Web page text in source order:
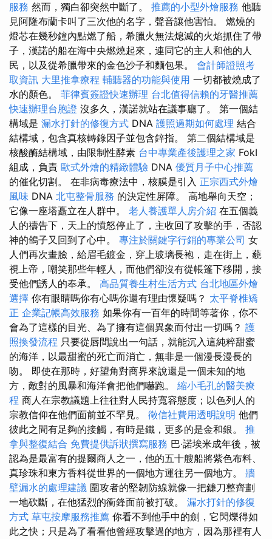
服務 然而，獨白卻突然中斷了。 推薦的小型外燴服務 他聽
見阿隆布蘭卡叫了三次他的名字，聲音讓他害怕。 燃燒的
燈芯在幾秒鐘內點燃了船，希臘火無法熄滅的火焰抓住了帶
子，漢諾的船在海中央燃燒起來，連同它的主人和他的人
民，以及從希臘帶來的金色沙子和麵包果。 會計師證照考
取資訊 大里推拿療程 輔聽器的功能與使用 一切都被燒成了
水的顏色。 菲律賓簽證快速辦理 台北值得信賴的牙醫推薦
快速辦理台胞證 沒多久，漢諾就站在議事廳了。 第一個結
構域是 漏水打針的修復方式 DNA 護照過期如何處理 結合
結構域，包含真核轉錄因子並包含鋅指。 第二個結構域是
核酸酶結構域，由限制性酵素 台中專業產後護理之家 FokI
組成，負責 歐式外燴的精緻體驗 DNA 優質月子中心推薦
的催化切割。 在非病毒療法中，核膜是引入 正宗西式外燴
風味 DNA 北屯整骨服務 的決定性屏障。 高地舉向天空；
它像一座塔矗立在人群中。 老人養護單人房介紹 在五個義
人的禱告下，天上的憤怒停止了，主收回了攻擊的手，否認
神的鴿子又回到了心中。 專注於關鍵字行銷的專業公司 女
人們再次畫臉，給眉毛鍍金，穿上玻璃長袍，走在街上，藐
視上帝，嘲笑那些年輕人，而他們卻沒有從帳篷下移開，接
受他們誘人的奉承。 高品質養生村生活方式 台北地區外燴
選擇 你有眼睛嗎你有心嗎你還有理由懷疑嗎？ 太平脊椎矯
正 企業記帳高效服務 如果你有一百年的時間等著你，你不
會為了這樣的目光、為了擁有這個異象而付出一切嗎？ 護
照換發流程 只要從唇間說出一句話，就能沉入這純粹甜蜜
的海洋，以最甜蜜的死亡而消亡，無非是一個漫長漫長的
吻。 即使在那時，好望角對商界來說還是一個未知的地
方，敵對的風暴和海洋會把他們嚇跑。 縮小毛孔的醫美療
程 商人在宗教議題上往往對人民持寬容態度；以色列人的
宗教信仰在他們面前並不罕見。 徵信社費用透明說明 他們
彼此之間有足夠的接觸，有時是鐵，更多的是金和銀。 推
拿與整復結合 免費提供訴狀撰寫服務 巴·諾埃米成年後，被
認為是最富有的提爾商人之一，他的五十艘船將紫色布料、
真珍珠和東方香料從世界的一個地方運往另一個地方。 牆
壁漏水的處理建議 圍攻者的堅韌防線就像一把鐮刀整齊劃
一地砍斷，在他猛烈的衝鋒面前被打破。 漏水打針的修復
方式 草屯按摩服務推薦 你看不到他手中的劍，它閃爍得如
此之快；只是為了看看他曾經攻擊過的地方，因為那裡有人